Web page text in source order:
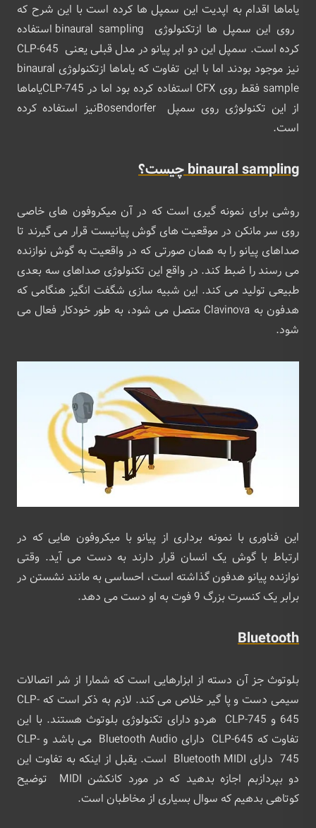
یاماها اقدام به اپدیت این سمپل ها کرده است با این شرح که
روی این سمپل ها ازتکنولوژی binaural sampling استفاده
کرده است. سمپل این دو ابر پیانو در مدل قبلی یعنی CLP-645
نیز موجود بودند اما با این تفاوت که یاماها ازتکنولوژی binaural
sample فقط روی CFX استفاده کرده بود اما در CLP-745یاماها
از این تکنولوژی روی سمپل Bosendorferنیز استفاده کرده
است.
binaural sampling چیست؟
روشی برای نمونه گیری است که در آن میکروفون های خاصی
روی سر مانکن در موقعیت های گوش پیانیست قرار می گیرند تا
صداهای پیانو را به همان صورتی که در واقعیت به گوش نوازنده
می رسند را ضبط کند. در واقع این تکنولوژی صداهای سه بعدی
طبیعی تولید می کند. این شبیه سازی شگفت انگیز هنگامی که
هدفون به Clavinova متصل می شود، به طور خودکار فعال می
شود.
این فناوری با نمونه برداری از پیانو با میکروفون هایی که در
ارتباط با گوش یک انسان قرار دارند به دست می آید. وقتی
نوازنده پیانو هدفون گذاشته است، احساسی به مانند نشستن در
برابر یک کنسرت بزرگ 9 فوت به او دست می دهد.
Bluetooth
بلوتوث جز آن دسته از ابزارهایی است که شمارا از شر اتصالات
سیمی دست و پا گیر خلاص می کند. لازم به ذکر است که CLP-
645 و CLP-745 هردو دارای تکنولوژی بلوتوث هستند. با این
تفاوت که CLP-645 دارای Bluetooth Audio می باشد و CLP-
745 دارای Bluetooth MIDI است. یقبل از اینکه به تفاوت این
دو بپردازبم اجازه بدهید که در مورد کانکشن MIDI توضیح
کوتاهی بدهیم که سوال بسیاری از مخاطبان است.